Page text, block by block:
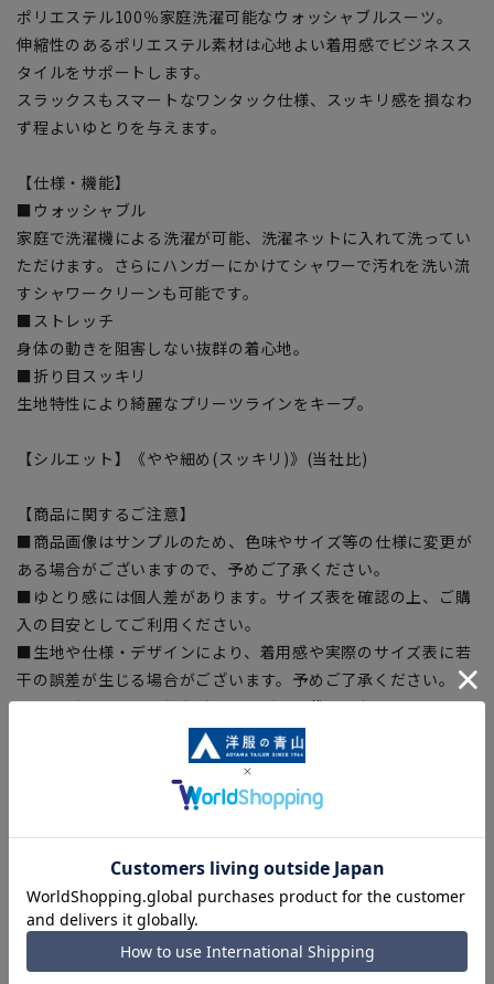
ポリエステル100％家庭洗濯可能なウォッシャブルスーツ。
伸縮性のあるポリエステル素材は心地よい着用感でビジネスス
タイルをサポートします。
スラックスもスマートなワンタック仕様、スッキリ感を損なわ
ず程よいゆとりを与えます。
【仕様・機能】
■ウォッシャブル
家庭で洗濯機による洗濯が可能、洗濯ネットに入れて洗ってい
ただけます。さらにハンガーにかけてシャワーで汚れを洗い流
すシャワークリーンも可能です。
■ストレッチ
身体の動きを阻害しない抜群の着心地。
■折り目スッキリ
生地特性により綺麗なプリーツラインをキープ。
【シルエット】《やや細め(スッキリ)》(当社比)
【商品に関するご注意】
■商品画像はサンプルのため、色味やサイズ等の仕様に変更が
ある場合がございますので、予めご了承ください。
■ゆとり感には個人差があります。サイズ表を確認の上、ご購
入の目安としてご利用ください。
■生地や仕様・デザインにより、着用感や実際のサイズ表に若
干の誤差が生じる場合がございます。予めご了承ください。
■サイズスペックは仕上がりサイズを記載しております。一
部、商品現物におすすめサイズ(ヌードサイズ)を記載している
■ブラウザやお使いのモニター環境、また撮影時の室内外の光
加減により、実際の商品と掲載画像の色味が異なる場合がござ
います。
■店舗や各モールサイトと商品在庫を共有しております関係
上、ご注文いただいたタイミングにより欠品が発生し、ご注文
を完了できない場合がございます。予めご了承ください。
■お急ぎ発送のご注文につきましても、ご注文のタイミングに